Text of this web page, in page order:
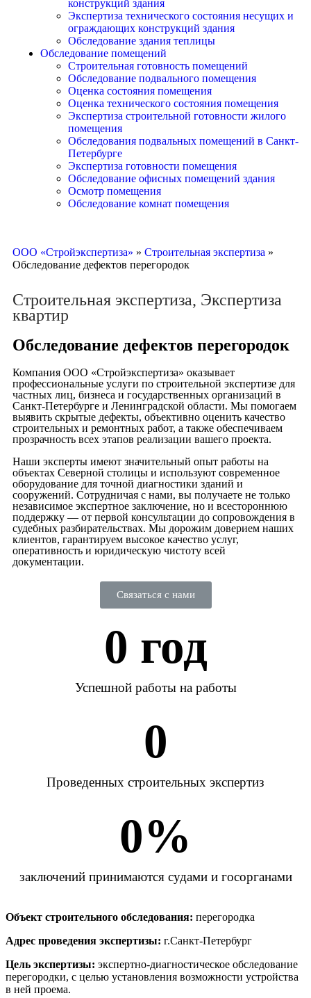
конструкций здания
Экспертиза технического состояния несущих и
ограждающих конструкций здания
Обследование здания теплицы
Обследование помещений
Строительная готовность помещений
Обследование подвального помещения
Оценка состояния помещения
Оценка технического состояния помещения
Экспертиза строительной готовности жилого
помещения
Обследования подвальных помещений в Санкт-
Петербурге
Экспертиза готовности помещения
Обследование офисных помещений здания
Осмотр помещения
Обследование комнат помещения
ООО «Стройэкспертиза» » Строительная экспертиза »
Обследование дефектов перегородок
Строительная экспертиза, Экспертиза
квартир
Обследование дефектов перегородок
Компания ООО «Стройэкспертиза» оказывает
профессиональные услуги по строительной экспертизе для
частных лиц, бизнеса и государственных организаций в
Санкт-Петербурге и Ленинградской области. Мы помогаем
выявить скрытые дефекты, объективно оценить качество
строительных и ремонтных работ, а также обеспечиваем
прозрачность всех этапов реализации вашего проекта.
Наши эксперты имеют значительный опыт работы на
объектах Северной столицы и используют современное
оборудование для точной диагностики зданий и
сооружений. Сотрудничая с нами, вы получаете не только
независимое экспертное заключение, но и всестороннюю
поддержку — от первой консультации до сопровождения в
судебных разбирательствах. Мы дорожим доверием наших
клиентов, гарантируем высокое качество услуг,
оперативность и юридическую чистоту всей
документации.
Связаться с нами
0 год
Успешной работы на работы
0
Проведенных строительных экспертиз
0%
заключений принимаются судами и госорганами
Объект строительного обследования: перегородка
Адрес проведения экспертизы: г.Санкт-Петербург
Цель экспертизы: экспертно-диагностическое обследование
перегородки, с целью установления возможности устройства
в ней проема.